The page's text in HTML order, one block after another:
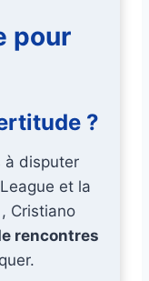
pour
?
à disputer
et la
Cristiano
rencontres